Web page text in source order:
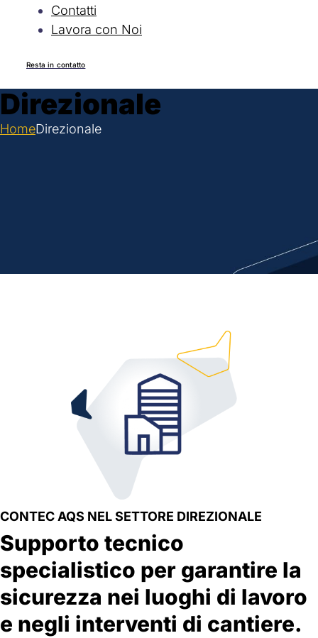
Contatti
Lavora con Noi
Resta in contatto
Direzionale
HomeDirezionale
CONTEC AQS NEL SETTORE DIREZIONALE
Supporto tecnico
specialistico per garantire la
sicurezza nei luoghi di lavoro
e negli interventi di cantiere.